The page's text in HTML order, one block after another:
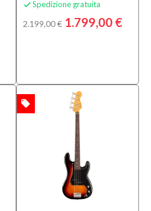
 Spedizione gratuita
2.199,00 € 1.799,00 €
local_offer